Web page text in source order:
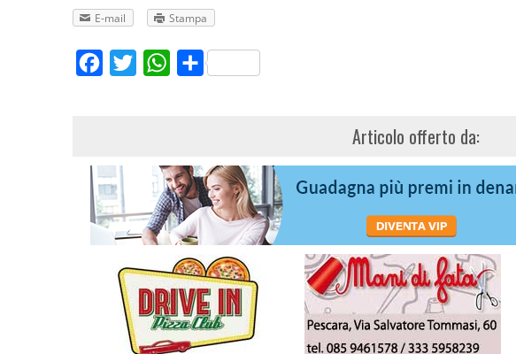
E-mail
Stampa
FacebookTwitterWhatsApp
Share
Articolo offerto da: